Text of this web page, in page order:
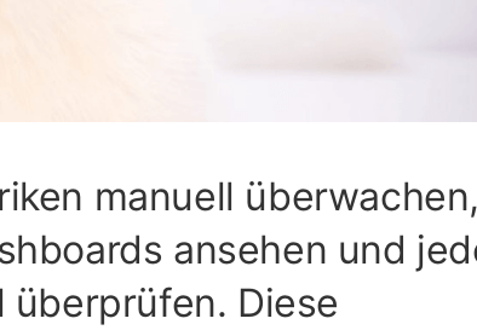
manuell
ansehen und
überprüfen. Diese